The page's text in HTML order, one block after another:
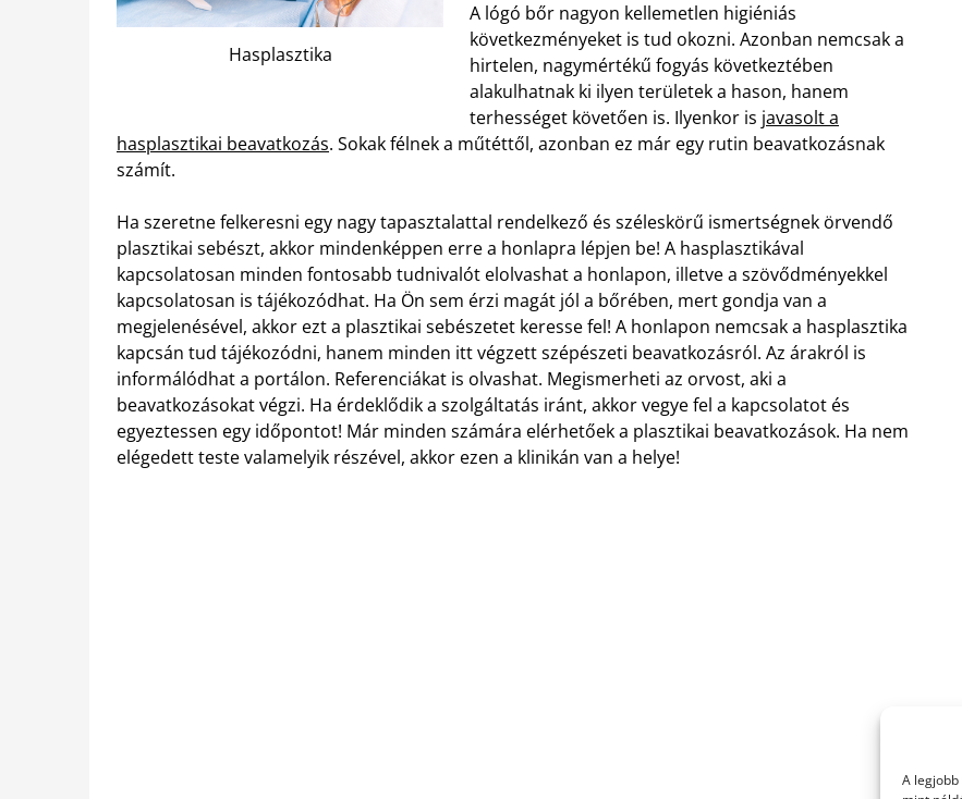
A
Hasplasztika
A lógó bőr nagyon kellemetlen higiéniás
következményeket is tud okozni. Azonban nemcsak a
hirtelen, nagymértékű fogyás következtében
alakulhatnak ki ilyen területek a hason, hanem
terhességet követően is. Ilyenkor is javasolt a
hasplasztikai beavatkozás. Sokak félnek a műtéttől, azonban ez már egy rutin beavatkozásnak
számít.
Ha szeretne felkeresni egy nagy tapasztalattal rendelkező és széleskörű ismertségnek örvendő
plasztikai sebészt, akkor mindenképpen erre a honlapra lépjen be! A hasplasztikával
kapcsolatosan minden fontosabb tudnivalót elolvashat a honlapon, illetve a szövődményekkel
kapcsolatosan is tájékozódhat. Ha Ön sem érzi magát jól a bőrében, mert gondja van a
megjelenésével, akkor ezt a plasztikai sebészetet keresse fel! A honlapon nemcsak a hasplasztika
kapcsán tud tájékozódni, hanem minden itt végzett szépészeti beavatkozásról. Az árakról is
informálódhat a portálon. Referenciákat is olvashat. Megismerheti az orvost, aki a
beavatkozásokat végzi. Ha érdeklődik a szolgáltatás iránt, akkor vegye fel a kapcsolatot és
egyeztessen egy időpontot! Már minden számára elérhetőek a plasztikai beavatkozások. Ha nem
elégedett teste valamelyik részével, akkor ezen a klinikán van a helye!